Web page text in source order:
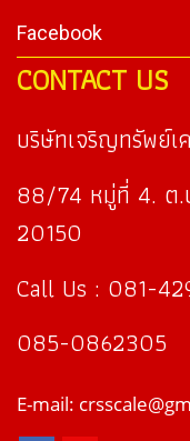
Facebook
CONTACT US
บริษัทเจริญทรัพย์เ
88/74 หมู่ที่ 4. ต.
20150
Call Us : 081-
085-0862305
E-mail: